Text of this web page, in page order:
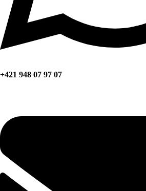
+421 948 07 97 07